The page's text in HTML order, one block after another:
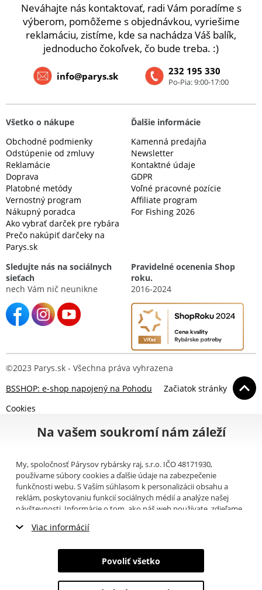
Neváhajte nás kontaktovať, radi Vám poradíme s
výberom, pomôžeme s objednávkou, vyriešime
reklamáciu, zistíme, kde sa nachádza Váš balík,
jednoducho čokoľvek, čo bude treba. :)
232 195 330
Po-Pia: 9:00-17:00
info@parys.sk
Všetko o nákupe
Obchodné podmienky
Odstúpenie od zmluvy
Reklamácie
Doprava
Platobné metódy
Vernostný program
Nákupný poradca
Ako vybrať darček pre rybára
Prečo nakúpiť darčeky na
Parys.sk
Ďalšie informácie
Kamenná predajňa
Newsletter
Kontaktné údaje
GDPR
Voľné pracovné pozície
Affiliate program
For Fishing 2026
Sledujte nás na sociálnych
sieťach
nech Vám nič neunikne
Pravidelné ocenenia Shop
roku.
2016-2024
©2023 Parys.sk - Všechna práva vyhrazena
BSSHOP: e-shop napojený na Pohodu
Začiatok stránky
Cookies
Na vašem soukromí nám záleží
My, spoločnosť Párysov rybársky raj, s.r.o. IČO 48171930,
používame súbory cookies a ďalšie údaje na zabezpečenie
funkčnosti webu. S Vaším súhlasom k personalizácii obsahu a
reklám, poskytovaniu funkcií sociálnych médií a analýze našej
návštevnosti. Informácie o tom, ako náš web používate, zdieľame
(napríklad Google).Tu
informáciami, ktoré ste im poskytli alebo ktoré získali v dôsledku
toho, že používate ich služby. Tieto údaje zahŕňajú cookies, dáta z
ďalších úložísk, IP adresu a ďalšie informácie spojené s prezeraním
Viac informácií
Nevyhnutné cookies
Marketingové cookies
Povoliť všetko